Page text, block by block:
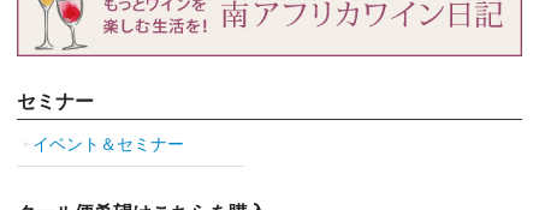
セミナー
イベント＆セミナー